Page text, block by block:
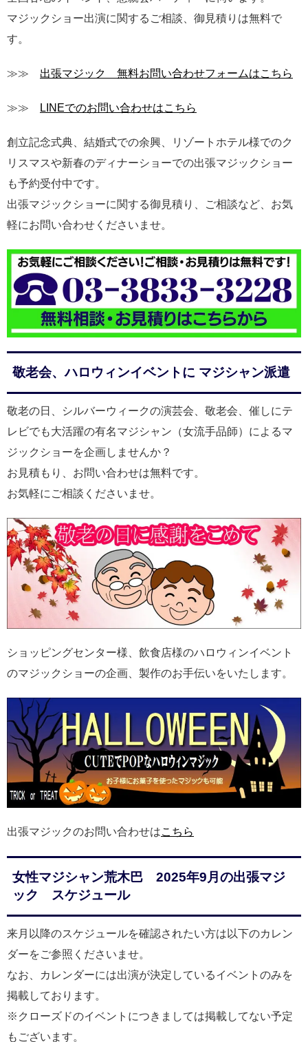
マジックショー出演に関するご相談、御見積りは無料で
す。
≫≫ 出張マジック 無料お問い合わせフォームはこちら
≫≫ LINEでのお問い合わせはこちら
創立記念式典、結婚式での余興、リゾートホテル様でのク
リスマスや新春のディナーショーでの出張マジックショー
も予約受付中です。
出張マジックショーに関する御見積り、ご相談など、お気
軽にお問い合わせくださいませ。
敬老会、ハロウィンイベントに マジシャン派遣
敬老の日、シルバーウィークの演芸会、敬老会、催しにテ
レビでも大活躍の有名マジシャン（女流手品師）によるマ
ジックショーを企画しませんか？
お見積もり、お問い合わせは無料です。
お気軽にご相談くださいませ。
ショッピングセンター様、飲食店様のハロウィンイベント
のマジックショーの企画、製作のお手伝いをいたします。
出張マジックのお問い合わせはこちら
女性マジシャン荒木巴 2025年9月の出張マジ
ック スケジュール
来月以降のスケジュールを確認されたい方は以下のカレン
ダーをご参照くださいませ。
なお、カレンダーには出演が決定しているイベントのみを
掲載しております。
※クローズドのイベントにつきましては掲載してない予定
もございます。